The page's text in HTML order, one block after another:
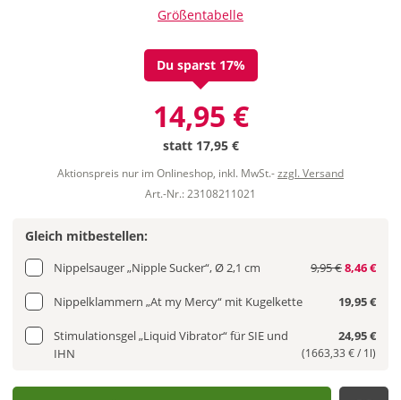
Größentabelle
Du sparst 17%
14,95 €
statt 17,95 €
Aktionspreis nur im Onlineshop, inkl. MwSt.-zzgl. Versand
Art.-Nr.: 23108211021
Gleich mitbestellen:
Nippelsauger „Nipple Sucker“, Ø 2,1 cm 9,95 €8,46 €
Nippelklammern „At my Mercy“ mit Kugelkette 19,95 €
Stimulationsgel „Liquid Vibrator“ für SIE und
IHN
24,95 €
(1663,33 € / 1l)